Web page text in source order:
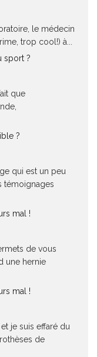
le médecin
trop cool!) à...
sport ?
que
?
qui est un peu
témoignages
mal !
de vous
une hernie
mal !
je suis effaré du
de